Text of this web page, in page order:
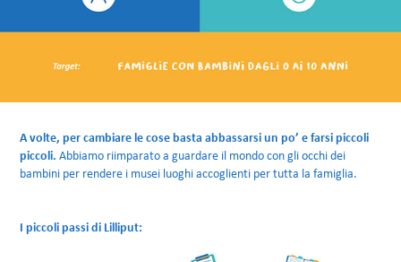
A volte, per cambiare le cose basta abbassarsi un po’ e farsi piccoli
piccoli.Abbiamo riimparato a guardare il mondo con gli occhi dei
bambini per rendere i musei luoghi accoglienti per tutta la famiglia.
I piccoli passidi Lilliput: